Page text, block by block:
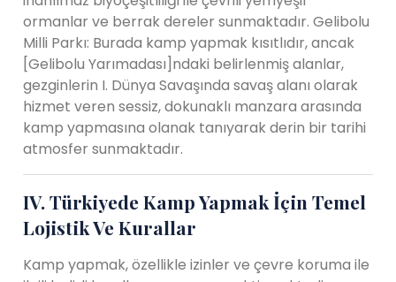
ormanlar ve berrak dereler sunmaktadır. Gelibolu
Milli Parkı: Burada kamp yapmak kısıtlıdır, ancak
[Gelibolu Yarımadası]ndaki belirlenmiş alanlar,
gezginlerin I. Dünya Savaşında savaş alanı olarak
hizmet veren sessiz, dokunaklı manzara arasında
kamp yapmasına olanak tanıyarak derin bir tarihi
atmosfer sunmaktadır.
IV. Türkiyede Kamp Yapmak İçin Temel
Lojistik Ve Kurallar
Kamp yapmak, özellikle izinler ve çevre koruma ile